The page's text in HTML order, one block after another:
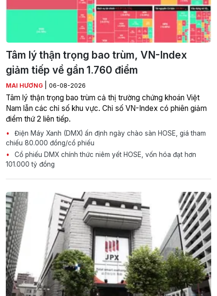
Tâm lý thận trọng bao trùm, VN-Index
giảm tiếp về gần 1.760 điểm
MAI HƯƠNG 06-08-2026
Tâm lý thận trọng bao trùm cả thị trường chứng khoán Việt
Nam lẫn các chỉ số khu vực. Chỉ số VN-Index có phiên giảm
điểm thứ 2 liên tiếp.
Điện Máy Xanh (DMX) ấn định ngày chào sàn HOSE, giá tham
chiếu 80.000 đồng/cổ phiếu
Cổ phiếu DMX chính thức niêm yết HOSE, vốn hóa đạt hơn
101.000 tỷ đồng